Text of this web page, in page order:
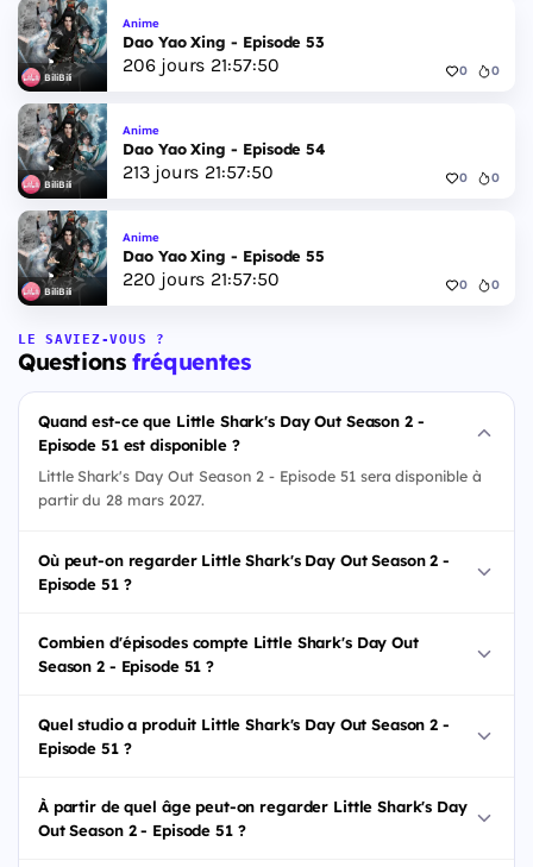
BiliBili
Anime
Dao Yao Xing - Episode 53
206jours 21:57:49 0 0
BiliBili
Anime
Dao Yao Xing - Episode 54
213jours 21:57:49 0 0
BiliBili
Anime
Dao Yao Xing - Episode 55
220 jours 21:57:49 0 0
LE SAVIEZ-VOUS ?
Questionsfréquentes
Quand est-ce que Little Shark's Day Out Season 2 -
Episode 51 est disponible ?
Little Shark's Day Out Season 2 - Episode 51 sera disponible à
partir du 28 mars 2027.
Où peut-on regarder Little Shark's Day Out Season 2 -
Episode 51 ?
Combien d'épisodes compte Little Shark's Day Out
Season 2 - Episode 51 ?
Quel studio a produit Little Shark's Day Out Season 2 -
Episode 51 ?
À partir de quel âge peut-on regarder Little Shark's Day
Out Season 2 - Episode 51 ?